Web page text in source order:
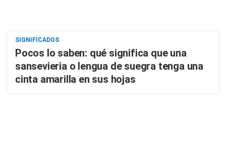
SIGNIFICADOS
Pocos lo saben: qué significa que una
sansevieria o lengua de suegra tenga una
cinta amarilla en sus hojas